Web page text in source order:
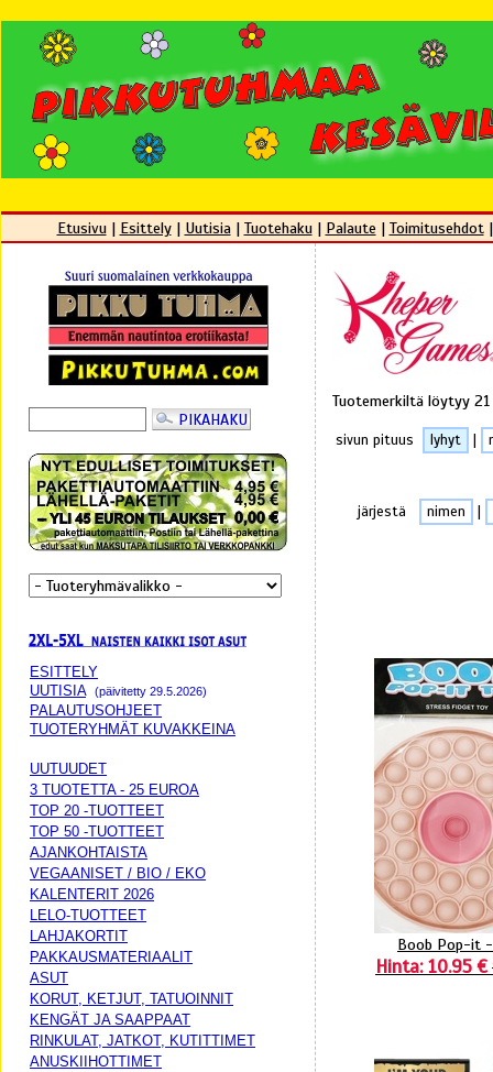
Etusivu| Esittely| Uutisia| Tuotehaku| Palaute | Toimitusehdot
ESITTELY
UUTISIA
(päivitetty 29.5.2026)
PALAUTUSOHJEET
TUOTERYHMÄT KUVAKKEINA
UUTUUDET
3 TUOTETTA - 25 EUROA
TOP 20 -TUOTTEET
TOP 50 -TUOTTEET
AJANKOHTAISTA
VEGAANISET / BIO / EKO
KALENTERIT 2026
LELO-TUOTTEET
LAHJAKORTIT
PAKKAUSMATERIAALIT
ASUT
KORUT, KETJUT, TATUOINNIT
KENGÄT JA SAAPPAAT
RINKULAT, JATKOT, KUTITTIMET
ANUSKIIHOTTIMET
Tuotemerkiltä löytyy
sivun pituus lyhyt
järjestä nimen
Boob Pop-it
Hinta: 10.95 €